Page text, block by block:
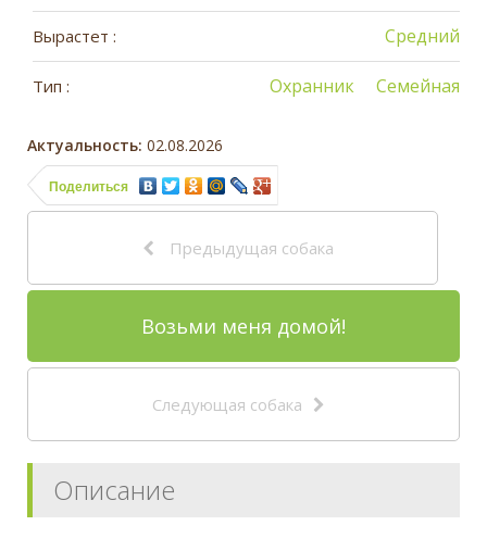
Вырастет : Средний
Тип : Семейная
Охранник
Актуальность: 02.08.2026
Поделиться
Предыдущая собака
Возьми меня домой!
Следующая собака
Описание